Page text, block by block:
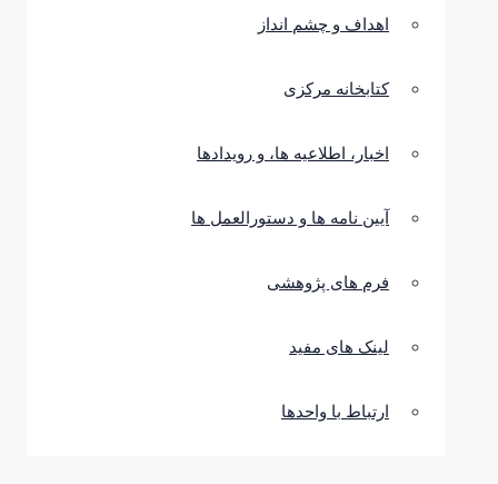
اهداف و چشم انداز
کتابخانه مرکزی
اخبار، اطلاعیه ها، و رویدادها
آیین نامه ها و دستورالعمل ها
فرم های پژوهشی
لینک های مفید
ارتباط با واحدها